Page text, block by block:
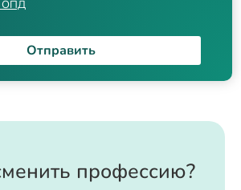
ОПД
Отправить
профессию?